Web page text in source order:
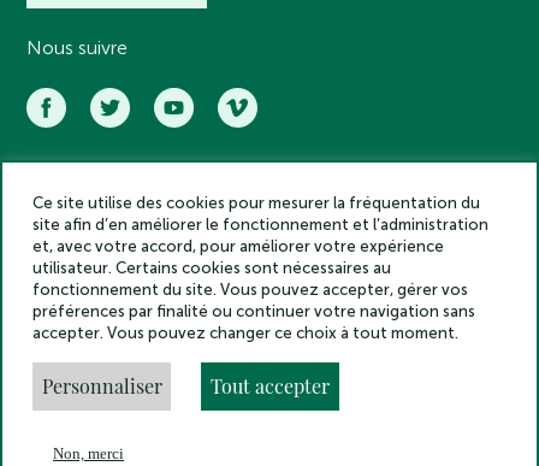
Nous suivre
Académie des inscriptions et belles lettres – Tous droits réservés
2025
Politique de confidentialité
Mentions légales
Crédits
Gestion des cookies
Made by
Ce site utilise des cookies pour mesurer la fréquentation du
site afin d’en améliorer le fonctionnement et l’administration
et, avec votre accord, pour améliorer votre expérience
utilisateur. Certains cookies sont nécessaires au
fonctionnement du site. Vous pouvez accepter, gérer vos
préférences par finalité ou continuer votre navigation sans
accepter. Vous pouvez changer ce choix à tout moment.
Personnaliser Tout accepter
Non, merci